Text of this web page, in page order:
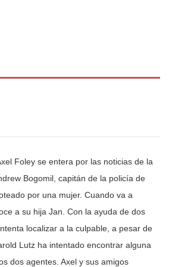
Foley se entera por las noticias de la
Bogomil, capitán de la policía de
por una mujer. Cuando va a
a su hija Jan. Con la ayuda de dos
localizar a la culpable, a pesar de
Lutz ha intentado encontrar alguna
dos agentes. Axel y sus amigos